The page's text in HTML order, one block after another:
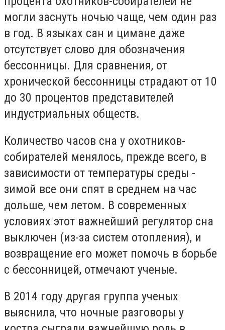
могли заснуть ночью чаще, чем один раз
в год. В языках сан и цимане даже
отсутствует слово для обозначения
бессонницы. Для сравнения, от
хронической бессонницы страдают от 10
до 30 процентов представителей
индустриальных обществ.
Количество часов сна у охотников-
собирателей менялось, прежде всего, в
зависимости от температуры среды -
зимой все они спят в среднем на час
дольше, чем летом. В современных
условиях этот важнейший регулятор сна
выключен (из-за систем отопления), и
возвращение его может помочь в борьбе
с бессонницей, отмечают ученые.
В 2014 году другая группа ученых
выяснила, что ночные разговоры у